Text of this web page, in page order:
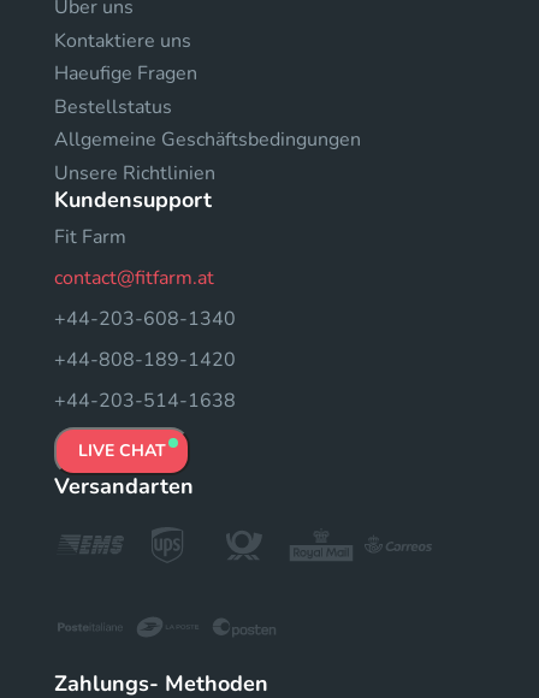
Uber uns
Kontaktiere uns
Haeufige Fragen
Bestellstatus
Allgemeine Geschäftsbedingungen
Unsere Richtlinien
Kundensupport
Fit Farm
contact@fitfarm.at
+44-203-608-1340
+44-808-189-1420
+44-203-514-1638
LIVE CHAT
Versandarten
Zahlungs- Methoden